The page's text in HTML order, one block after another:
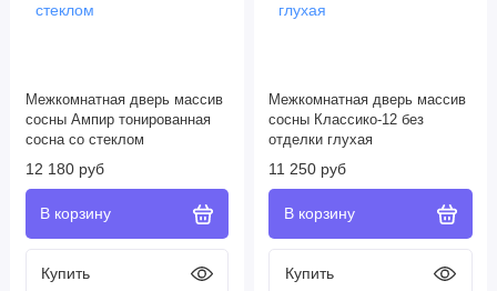
Межкомнатная дверь массив
сосны Ампир тонированная
сосна со стеклом
12 180 руб
Межкомнатная дверь массив
сосны Классико-12 без
отделки глухая
11 250 руб